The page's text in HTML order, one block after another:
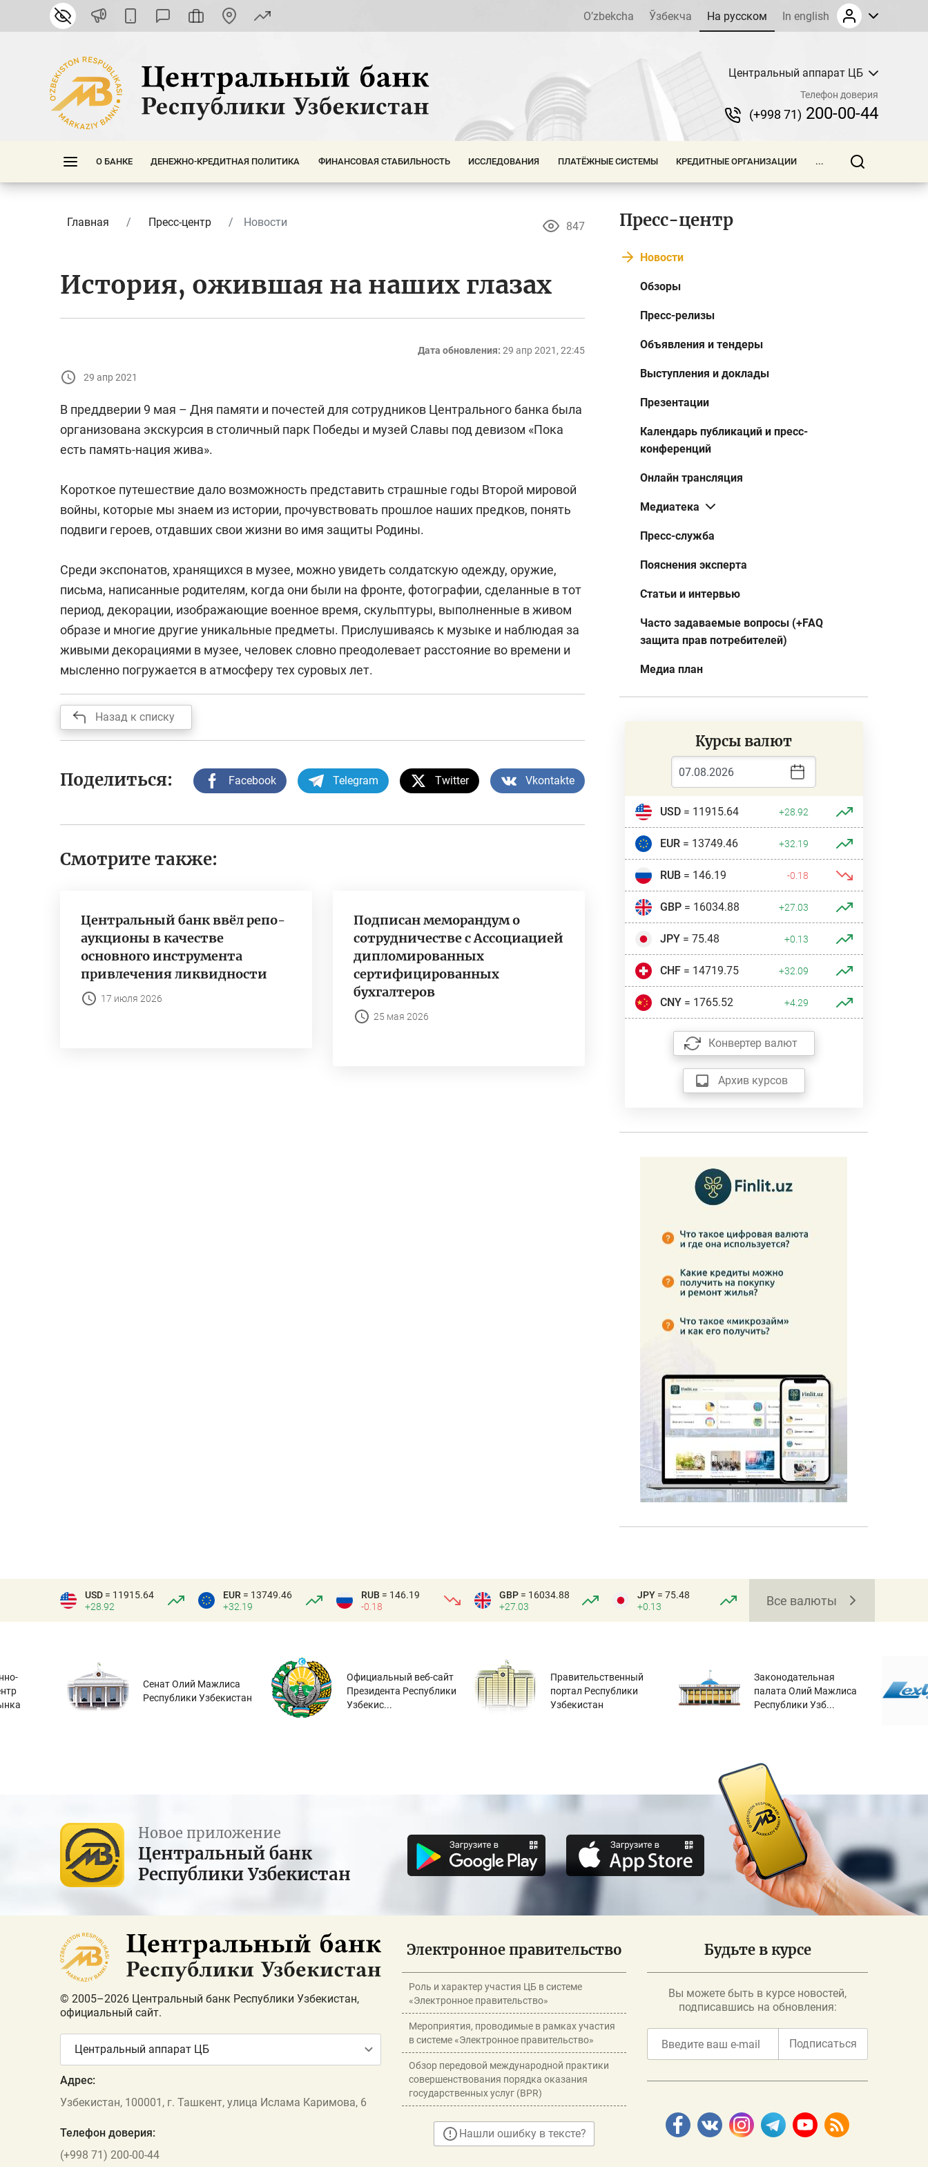
O’zbekcha Ўзбекча На русском In english
Центральный аппарат ЦБ
Телефон доверия
(+998 71) 200-00-44
О БАНКЕ ДЕНЕЖНО-КРЕДИТНАЯ ПОЛИТИКА ФИНАНСОВАЯ СТАБИЛЬНОСТЬ ИССЛЕДОВАНИЯ ПЛАТЁЖНЫЕ СИСТЕМЫ КРЕДИТНЫЕ ОРГАНИЗАЦИИ ...
Главная Пресс-центр Новости 847
История, ожившая на наших глазах
Дата обновления: 29 апр 2021, 22:45
29 апр 2021
В преддверии 9 мая – Дня памяти и почестей для сотрудников Центрального банка была
организована экскурсия в столичный парк Победы и музей Славы под девизом «Пока
есть память-нация жива».
Короткое путешествие дало возможность представить страшные годы Второй мировой
войны, которые мы знаем из истории, прочувствовать прошлое наших предков, понять
подвиги героев, отдавших свои жизни во имя защиты Родины.
Среди экспонатов, хранящихся в музее, можно увидеть солдатскую одежду, оружие,
письма, написанные родителям, когда они были на фронте, фотографии, сделанные в тот
период, декорации, изображающие военное время, скульптуры, выполненные в живом
образе и многие другие уникальные предметы. Прислушиваясь к музыке и наблюдая за
живыми декорациями в музее, человек словно преодолевает расстояние во времени и
мысленно погружается в атмосферу тех суровых лет.
Назад к списку
Поделиться: Facebook Telegram Twitter Vkontakte
Смотрите также:
Центральный банк ввёл репо-
аукционы в качестве
основного инструмента
привлечения ликвидности
17 июля 2026
Подписан меморандум о
сотрудничестве с Ассоциацией
дипломированных
сертифицированных
бухгалтеров
25 мая 2026
Пресс-центр
Новости
Обзоры
Пресс-релизы
Объявления и тендеры
Выступления и доклады
Презентации
Календарь публикаций и пресс-
конференций
Онлайн трансляция
Медиатека
Пресс-служба
Пояснения эксперта
Статьи и интервью
Часто задаваемые вопросы (+FAQ
защита прав потребителей)
Медиа план
Курсы валют
USD= 11915.64 +28.92
EUR= 13749.46 +32.19
RUB= 146.19 -0.18
GBP= 16034.88 +27.03
JPY= 75.48 +0.13
CHF= 14719.75 +32.09
CNY= 1765.52 +4.29
Конвертер валют
Архив курсов
USD = 11915.64
+28.92
EUR = 13749.46
+32.19
RUB = 146.19
-0.18
GBP = 16034.88
+27.03
JPY = 75.48
+0.13
Все валюты
Сенат Олий Мажлиса
Республики Узбекистан
Официальный веб-сайт
Президента Республики
Узбекис...
Правительственный
портал Республики
Узбекистан
Законодательная
палата Олий Мажлиса
Республики Узб...
Новое приложение
Центральный банк
Республики Узбекистан
© 2005–2026 Центральный банк Республики Узбекистан,
официальный сайт.
Центральный аппарат ЦБ
Адрес:
Узбекистан, 100001, г. Ташкент, улица Ислама Каримова, 6
Телефон доверия:
(+998 71) 200-00-44
Электронное правительство
Роль и характер участия ЦБ в системе
«Электронное правительство»
Мероприятия, проводимые в рамках участия
в системе «Электронное правительство»
Обзор передовой международной практики
совершенствования порядка оказания
государственных услуг (BPR)
Нашли ошибку в тексте?
Будьте в курсе
Вы можете быть в курсе новостей,
подписавшись на обновления:
Подписаться